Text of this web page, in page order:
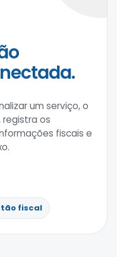
um serviço, o
os
fiscais e
fiscal